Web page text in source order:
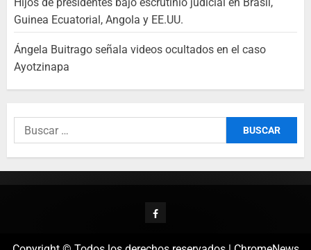
Guinea Ecuatorial, Angola y EE.UU.
Ángela Buitrago señala videos ocultados en el caso
Ayotzinapa